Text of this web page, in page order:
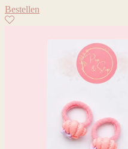
Bestellen